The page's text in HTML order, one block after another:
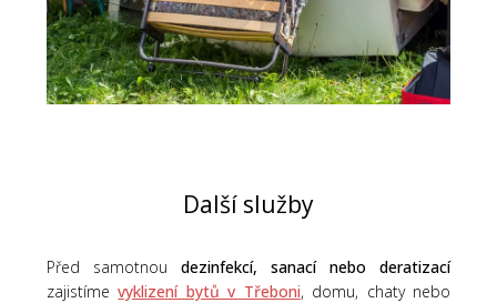
Další služby
Před samotnou dezinfekcí, sanací nebo deratizací
zajistímevyklizení bytů v Třeboni, domu, chaty nebo